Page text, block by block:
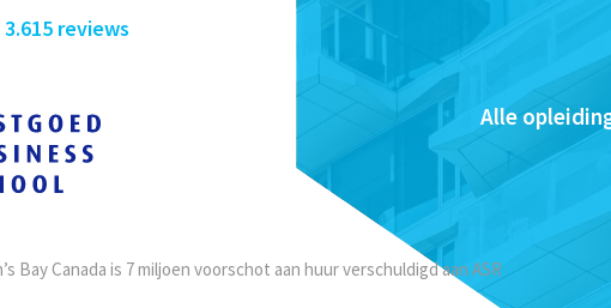
3.615 reviews
Alle
Bay Canada is 7 miljoen voorschot aan huur verschuldigd aan ASR